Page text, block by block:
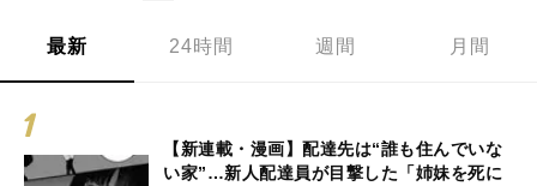
最新 24時間 週間 月間
【新連載・漫画】配達先は“誰も住んでいな
い家”…新人配達員が目撃した「姉妹を死に